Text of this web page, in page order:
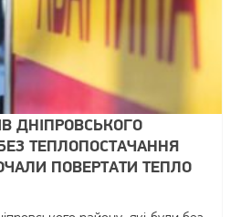
ДНІПРОВСЬКОГО
ТЕПЛОПОСТАЧАННЯ
ПОВЕРТАТИ ТЕПЛО